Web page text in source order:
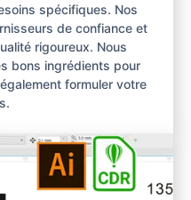
spécifiques. Nos
de confiance et
rigoureux. Nous
bons ingrédients pour
formuler votre